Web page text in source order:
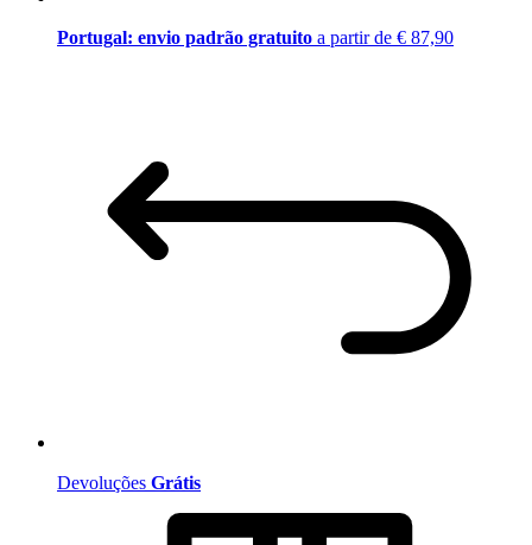
Portugal: envio padrão gratuito a partir de € 87,90
Devoluções Grátis